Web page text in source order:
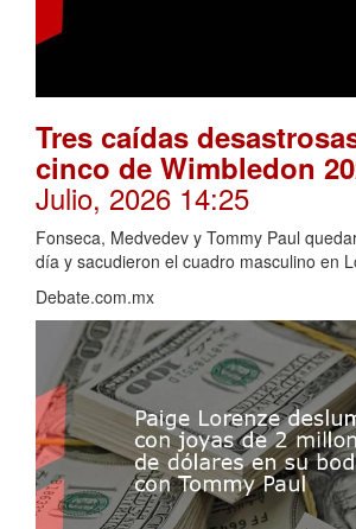
Tres caídas
cinco de Wimbledon
Julio, 2026 14:25
Fonseca, Medvedev y Tommy Paul
día y sacudieron el cuadro masculino en
Debate.com.mx